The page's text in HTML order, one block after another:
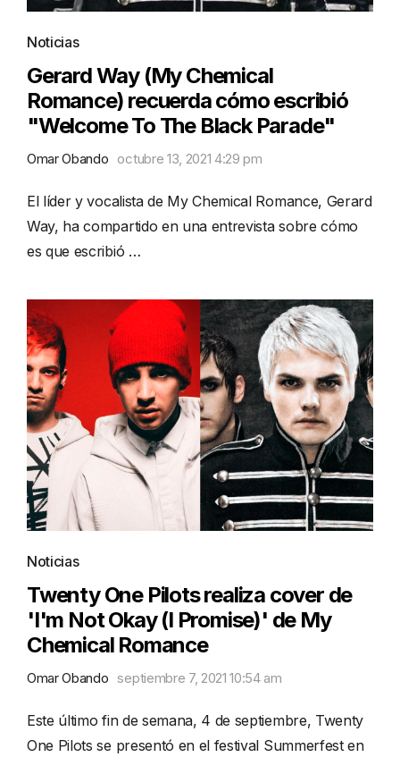
Noticias
Gerard Way (My Chemical
Romance) recuerda cómo escribió
"Welcome To The Black Parade"
Omar Obando octubre 13, 2021 4:29 pm
El líder y vocalista de My Chemical Romance, Gerard
Way, ha compartido en una entrevista sobre cómo
es que escribió …
Noticias
Twenty One Pilots realiza cover de
'I'm Not Okay (I Promise)' de My
Chemical Romance
Omar Obando septiembre 7, 2021 10:54 am
Este último fin de semana, 4 de septiembre, Twenty
One Pilots se presentó en el festival Summerfest en